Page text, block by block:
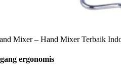
Mixer – Hand Mixer Terbaik
ergonomis